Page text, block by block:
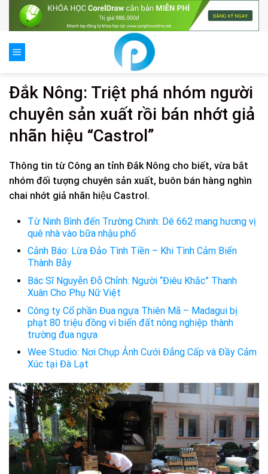
Đắk Nông: Triệt phá nhóm người
chuyên sản xuất rồi bán nhớt giả
nhãn hiệu “Castrol”
Thông tin từ Công an tỉnh Đắk Nông cho biết, vừa bắt
nhóm đối tượng chuyên sản xuất, buôn bán hàng nghìn
chai nhớt giả nhãn hiệu Castrol.
Từ Ninh Bình đến Trường Chinh: Dê 662 mang hương vị
quê nhà vào bữa nhậu phố
Cảnh Báo: Lừa Đảo Tình Tiền – Khi Tình Cảm Biến
Thành Bẫy
Bác Sĩ Nguyễn Đỗ Chỉnh: Người “Điêu Khắc” Thanh
Xuân Cho Phụ Nữ Việt
Công ty Cổ phần Đua ngựa Thiên Mã – Madagui bị
phạt 80 triệu đồng vì biến đất nông nghiệp thành
trường đua ngựa
Wee Studio: Nơi Chụp Ảnh Cưới Đẳng Cấp và Đầy Cảm
Xúc tại Đà Lạt